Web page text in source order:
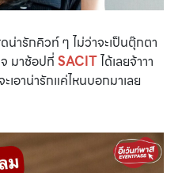
ารักคิวท์ ๆ ไม่ว่าจะเป็นตุ๊กตา
มาช้อปที่ SACITได้เลยจ้าาา
เอาน่ารักแค่ไหนบอกมาเลย